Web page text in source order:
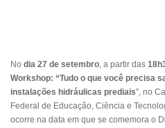
No dia 27 de setembro, a partir das
Workshop: “Tudo o que você precisa
instalações hidráulicas prediais”, no
Federal de Educação, Ciência e
ocorre na data em que se comemora o